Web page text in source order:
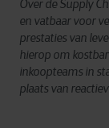
Over de Supply
en vatbaar voor
prestaties van
hierop om
inkoopteams in
plaats van